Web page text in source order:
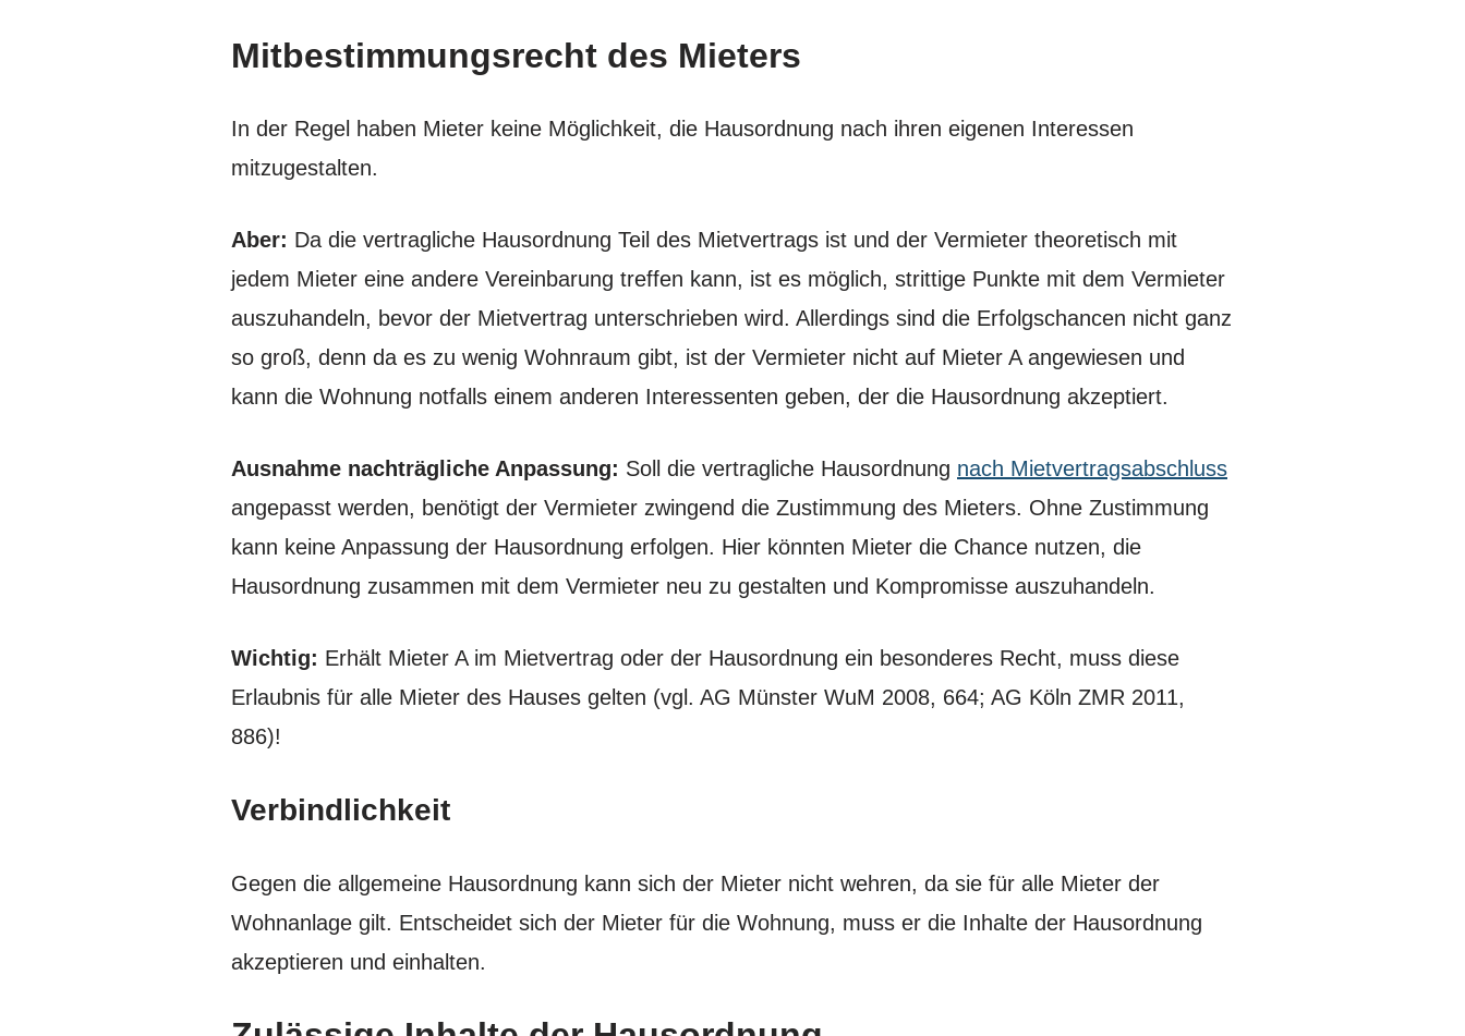
Mitbestimmungsrecht des Mieters
In der Regel haben Mieter keine Möglichkeit, die Hausordnung nach ihren eigenen Interessen
mitzugestalten.
Aber: Da die vertragliche Hausordnung Teil des Mietvertrags ist und der Vermieter theoretisch mit
jedem Mieter eine andere Vereinbarung treffen kann, ist es möglich, strittige Punkte mit dem Vermieter
auszuhandeln, bevor der Mietvertrag unterschrieben wird. Allerdings sind die Erfolgschancen nicht ganz
so groß, denn da es zu wenig Wohnraum gibt, ist der Vermieter nicht auf Mieter A angewiesen und
kann die Wohnung notfalls einem anderen Interessenten geben, der die Hausordnung akzeptiert.
Ausnahme nachträgliche Anpassung: Soll die vertragliche Hausordnung nach Mietvertragsabschluss
angepasst werden, benötigt der Vermieter zwingend die Zustimmung des Mieters. Ohne Zustimmung
kann keine Anpassung der Hausordnung erfolgen. Hier könnten Mieter die Chance nutzen, die
Hausordnung zusammen mit dem Vermieter neu zu gestalten und Kompromisse auszuhandeln.
Wichtig: Erhält Mieter A im Mietvertrag oder der Hausordnung ein besonderes Recht, muss diese
Erlaubnis für alle Mieter des Hauses gelten (vgl. AG Münster WuM 2008, 664; AG Köln ZMR 2011,
886)!
Verbindlichkeit
Gegen die allgemeine Hausordnung kann sich der Mieter nicht wehren, da sie für alle Mieter der
Wohnanlage gilt. Entscheidet sich der Mieter für die Wohnung, muss er die Inhalte der Hausordnung
akzeptieren und einhalten.